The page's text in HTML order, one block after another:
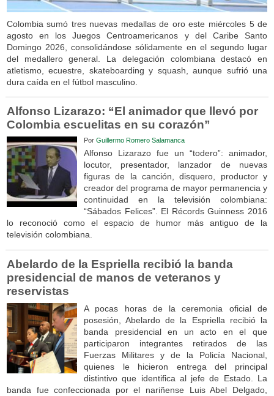
Colombia sumó tres nuevas medallas de oro este miércoles 5 de
agosto en los Juegos Centroamericanos y del Caribe Santo
Domingo 2026, consolidándose sólidamente en el segundo lugar
del medallero general. La delegación colombiana destacó en
atletismo, ecuestre, skateboarding y squash, aunque sufrió una
dura caída en el fútbol masculino.
Alfonso Lizarazo: “El animador que llevó por
Colombia escuelitas en su corazón”
Por Guillermo Romero Salamanca
Alfonso Lizarazo fue un “todero”: animador,
locutor, presentador, lanzador de nuevas
figuras de la canción, disquero, productor y
creador del programa de mayor permanencia y
continuidad en la televisión colombiana:
“Sábados Felices”. El Récords Guinness 2016
lo reconoció como el espacio de humor más antiguo de la
televisión colombiana.
Abelardo de la Espriella recibió la banda
presidencial de manos de veteranos y
reservistas
A pocas horas de la ceremonia oficial de
posesión, Abelardo de la Espriella recibió la
banda presidencial en un acto en el que
participaron integrantes retirados de las
Fuerzas Militares y de la Policía Nacional,
quienes le hicieron entrega del principal
distintivo que identifica al jefe de Estado. La
banda fue confeccionada por el nariñense Luis Abel Delgado,